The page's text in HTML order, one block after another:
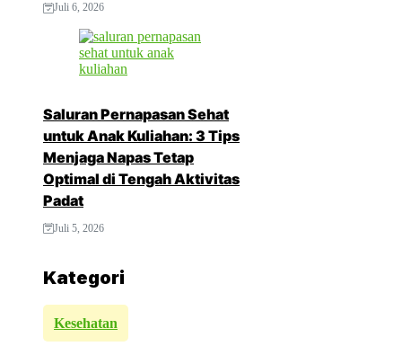
Juli 6, 2026
Saluran Pernapasan Sehat
untuk Anak Kuliahan: 3 Tips
Menjaga Napas Tetap
Optimal di Tengah Aktivitas
Padat
Juli 5, 2026
Kategori
Kesehatan